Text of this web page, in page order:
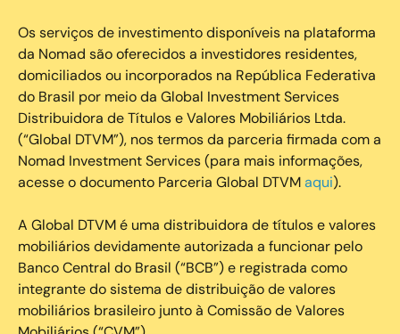
Os serviços de investimento disponíveis na plataforma
da Nomad são oferecidos a investidores residentes,
domiciliados ou incorporados na República Federativa
do Brasil por meio da Global Investment Services
Distribuidora de Títulos e Valores Mobiliários Ltda.
(“Global DTVM”), nos termos da parceria firmada com a
Nomad Investment Services (para mais informações,
acesse o documento Parceria Global DTVMaqui).
A Global DTVM é uma distribuidora de títulos e valores
mobiliários devidamente autorizada a funcionar pelo
Banco Central do Brasil (“BCB”) e registrada como
integrante do sistema de distribuição de valores
mobiliários brasileiro junto à Comissão de Valores